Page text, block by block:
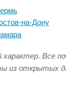
на-Дону
Все
из открытых